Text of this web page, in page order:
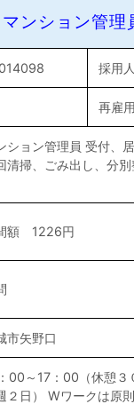
マンション管理
採用
再雇用
ション管理員 受付、
清掃、ごみ出し、分
額 1226円
市矢野口
00～17：00（休憩３
２日） Wワークは原